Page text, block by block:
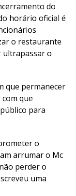
do
horário oficial é
o restaurante
ultrapassar o
que permanecer
que
para
o
arrumar o Mc
perder o
uma